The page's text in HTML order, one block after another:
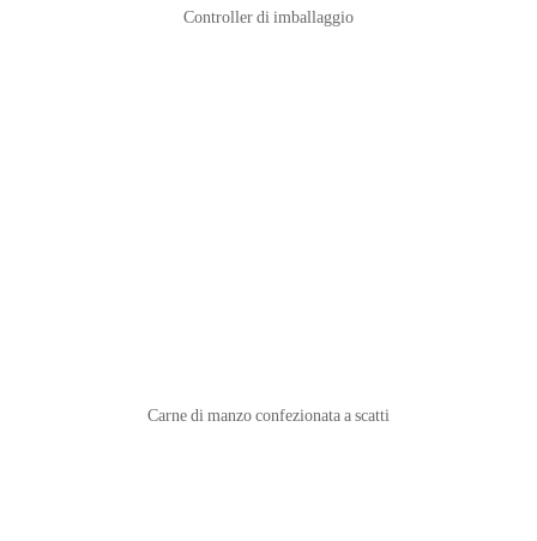
Controller di imballaggio
Carne di manzo confezionata a scatti